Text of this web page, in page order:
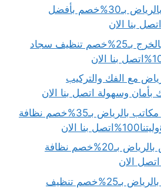
شراء اثاث مستعمل بالرياض بـ30%خصم بأفضل
شركة تنظيف سجاد بالخرج بـ25%خصم تنظيف سجاد
مع الفك والتركيب
شركة تنظيف وتعقيم مكاتب بالرياض بـ35%خصم نظافة
الان
شركة تنظيف مدارس بالرياض بـ20%خصم نظافة
الان
شركة تنظيف مسابح بالرياض بـ25%خصم تنظيف